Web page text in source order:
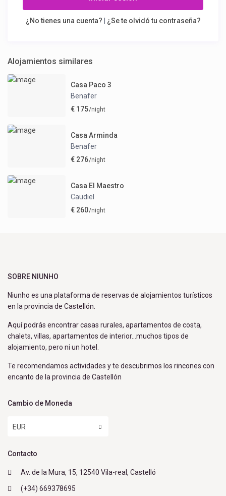
¿No tienes una cuenta? ¿Se te olvidó tu contraseña?
Alojamientos similares
Casa Paco 3
Benafer
€ 175/night
Casa Arminda
Benafer
€ 276/night
Casa El Maestro
Caudiel
€ 260/night
SOBRE NIUNHO
Niunho es una plataforma de reservas de alojamientos turísticos
en la provincia de Castellón.
Aquí podrás encontrar casas rurales, apartamentos de costa,
chalets, villas, apartamentos de interior…muchos tipos de
alojamiento, pero ni un hotel.
Te recomendamos actividades y te descubrimos los rincones con
encanto de la provincia de Castellón
Cambio de Moneda
EUR
Contacto
Av. de la Mura, 15, 12540 Vila-real, Castelló
(+34) 669378695